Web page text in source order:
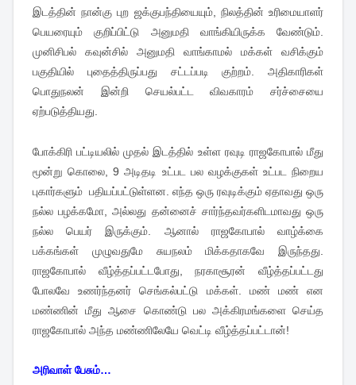
இடத்தின் நான்கு புற ஜக்குபந்தியையும், நிலத்தின் உரிமையாளர்
பெயரையும் குறிப்பிட்டு அனுமதி வாங்கியிருக்க வேண்டும்.
முனிசிபல் கவுன்சில் அனுமதி வாங்காமல் மக்கள் வசிக்கும்
பகுதியில் புதைத்திருப்பது சட்டப்படி குற்றம். அதிகாரிகள்
பொதுநலன் இன்றி செயல்பட்ட விவகாரம் சர்ச்சையை
ஏற்படுத்தியது.
போக்கிரி பட்டியலில் முதல் இடத்தில் உள்ள ரவுடி ராஜகோபால் மீது
மூன்று கொலை, 9 அடிதடி உட்பட பல வழக்குகள் உட்பட நிறைய
புகார்களும் பதியப்பட்டுள்ளன. எந்த ஒரு ரவுடிக்கும் ஏதாவது ஒரு
நல்ல பழக்கமோ, அல்லது தன்னைச் சார்ந்தவர்களிடமாவது ஒரு
நல்ல பெயர் இருக்கும். ஆனால் ராஜகோபால் வாழ்க்கை
பக்கங்கள் முழுவதுமே சுயநலம் மிக்கதாகவே இருந்தது.
ராஜகோபால் வீழ்த்தப்பட்டபோது, நரகாசூரன் வீழ்த்தப்பட்டது
போலவே உணர்ந்தனர் செங்கல்பட்டு மக்கள். மண் மண் என
மண்ணின் மீது ஆசை கொண்டு பல அக்கிரமங்களை செய்த
ராஜகோபால் அந்த மண்ணிலேயே வெட்டி வீழ்த்தப்பட்டான்!
அரிவாள் பேசும்…